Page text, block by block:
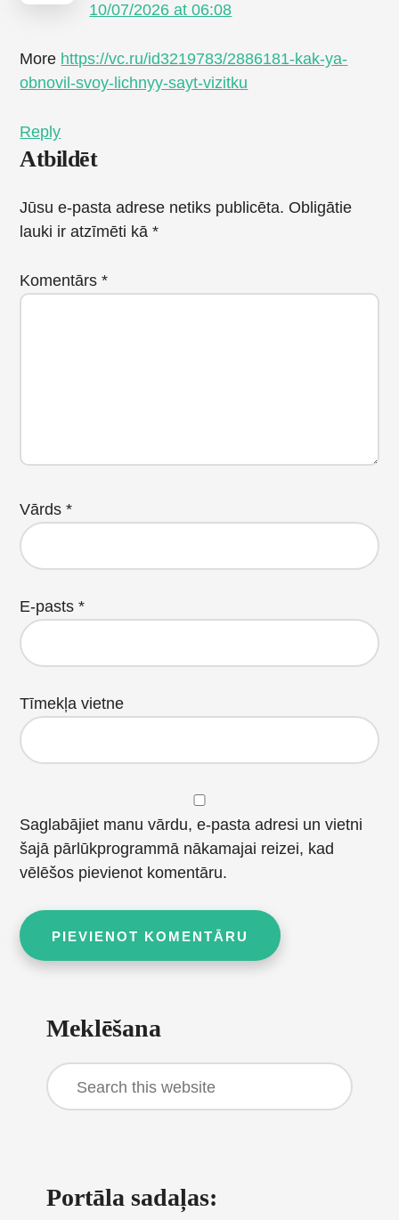
10/07/2026 at 06:08
More https://vc.ru/id3219783/2886181-kak-ya-
obnovil-svoy-lichnyy-sayt-vizitku
Reply
Atbildēt
Jūsu e-pasta adrese netiks publicēta. Obligātie
lauki ir atzīmēti kā*
Komentārs*
Vārds*
E-pasts*
Tīmekļa vietne
Saglabājiet manu vārdu, e-pasta adresi un vietni
šajā pārlūkprogrammā nākamajai reizei, kad
vēlēšos pievienot komentāru.
Sidebar
Meklēšana
Search
this
website
Portāla sadaļas: